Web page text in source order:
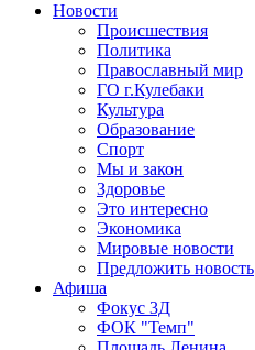
Новости
Происшествия
Политика
Православный мир
ГО г.Кулебаки
Культура
Образование
Спорт
Мы и закон
Здоровье
Это интересно
Экономика
Мировые новости
Предложить новость
Афиша
Фокус 3Д
ФОК "Темп"